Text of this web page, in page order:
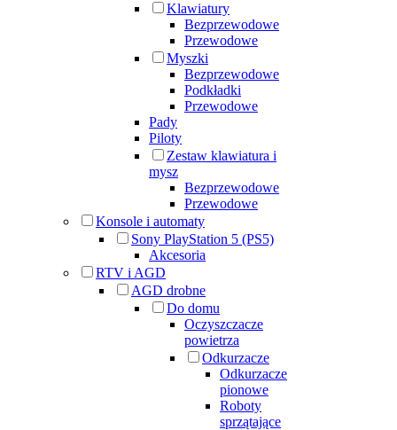
Klawiatury
Bezprzewodowe
Przewodowe
Myszki
Bezprzewodowe
Podkładki
Przewodowe
Pady
Piloty
Zestaw klawiatura i
mysz
Bezprzewodowe
Przewodowe
Konsole i automaty
Sony PlayStation 5 (PS5)
Akcesoria
RTV i AGD
AGD drobne
Do domu
Oczyszczacze
powietrza
Odkurzacze
Odkurzacze
pionowe
Roboty
sprzątające